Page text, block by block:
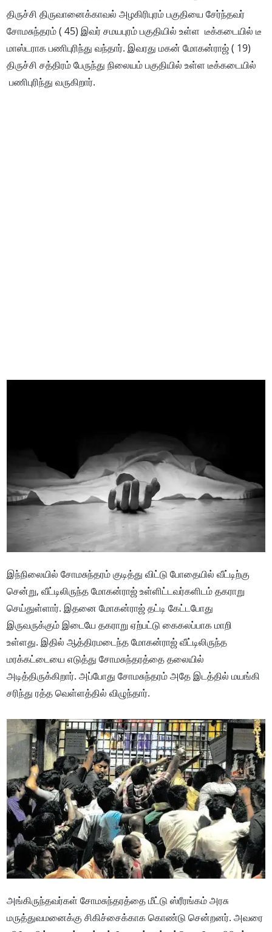
திருச்சி திருவானைக்காவல் அழகிரிபுரம் பகுதியை சேர்ந்தவர்
சோமசுந்தரம் ( 45) இவர் சமயபுரம் பகுதியில் உள்ள டீக்கடையில் டீ
மாஸ்டராக பணிபுரிந்து வந்தார். இவரது மகன் மோகன்ராஜ் ( 19)
திருச்சி சத்திரம் பேருந்து நிலையம் பகுதியில் உள்ள டீக்கடையில்
பணிபுரிந்து வருகிறார்.
இந்நிலையில் சோமசுந்தரம் குடித்து விட்டு போதையில் வீட்டிற்கு
சென்று, வீட்டிலிருந்த மோகன்ராஜ் உள்ளிட்டவர்களிடம் தகராறு
செய்துள்ளார். இதனை மோகன்ராஜ் தட்டி கேட்டபோது
இருவருக்கும் இடையே தகராறு ஏற்பட்டு கைகலப்பாக மாறி
உள்ளது. இதில் ஆத்திரமடைந்த மோகன்ராஜ் வீட்டிலிருந்த
மரக்கட்டையை எடுத்து சோமசுந்தரத்தை தலையில்
அடித்திருக்கிறார். அப்போது சோமசுந்தரம் அதே இடத்தில் மயங்கி
சரிந்து ரத்த வெள்ளத்தில் விழுந்தார்.
அங்கிருந்தவர்கள் சோமசுந்தரத்தை மீட்டு ஸ்ரீரங்கம் அரசு
மருத்துவமனைக்கு சிகிச்சைக்காக கொண்டு சென்றனர். அவரை